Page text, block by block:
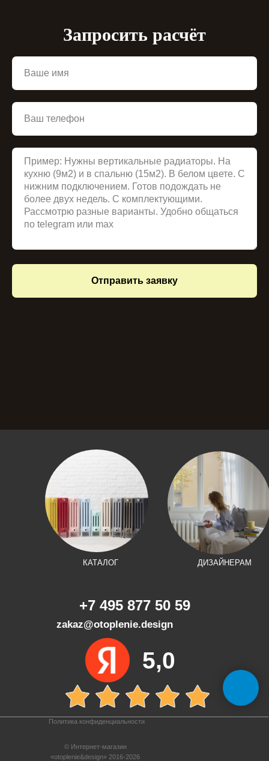
Запросить расчёт
Отправить заявку
КАТАЛОГ ДИЗАЙНЕРАМ
+7 495 877 50 59
© Интернет-магазин
«otoplenie&design» 2016-2026
Политика конфиденциальности
zakaz@otoplenie.design
5,0